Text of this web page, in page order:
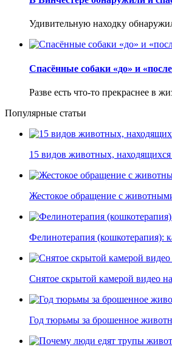
Удивительную находку
Спасённые собаки «до» и
Разве есть что-то прекраснее в
Популярные статьи
15 видов животных,
Жестокое обращение с
Фелинотерапия (кошкотерапия):
Снятое скрытой камерой видео
Год тюрьмы за брошенное